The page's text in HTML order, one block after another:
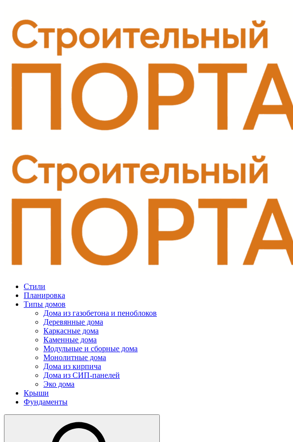
Стили
Планировка
Типы домов
Дома из газобетона и пеноблоков
Деревянные дома
Каркасные дома
Каменные дома
Модульные и сборные дома
Монолитные дома
Дома из кирпича
Дома из СИП-панелей
Эко дома
Крыши
Фундаменты